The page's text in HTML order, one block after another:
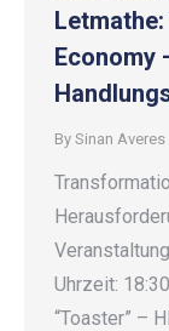
Economy
By Sinan Averes
Uhrzeit:
“Toaster” –